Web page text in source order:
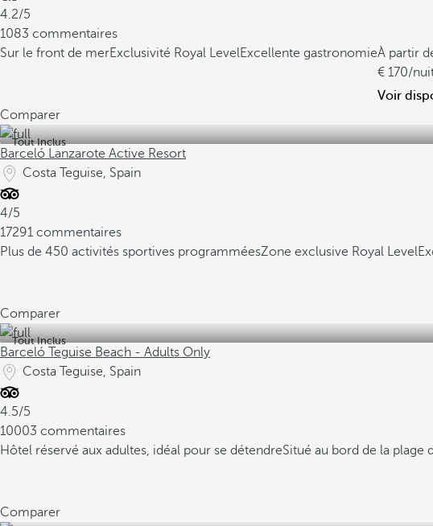
4.2/5
1083 commentaires
Sur le front de merExclusivité Royal LevelExcellente gastronomieÀ partir
170/
Voir
Comparer
Tout Inclus
Barceló Lanzarote Active Resort
Costa Teguise, Spain
4/5
17291 commentaires
Plus de 450 activités sportives programméesZone exclusive Royal Level
Comparer
Tout Inclus
Barceló Teguise Beach - Adults Only
Costa Teguise, Spain
4.5/5
10003 commentaires
Hôtel réservé aux adultes, idéal pour se détendreSitué au bord de la plage
Comparer